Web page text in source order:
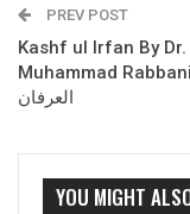
PREV POST
Kashf ul Irfan By
Muhammad Rabbani کشف
العرفان
YOU MIGHT